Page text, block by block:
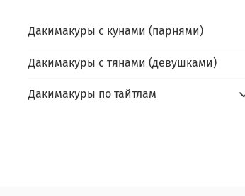
Дакимакуры с кунами (парнями)
Дакимакуры с тянами (девушками)
Дакимакуры по тайтлам